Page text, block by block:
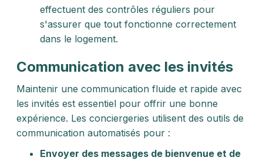
effectuent des contrôles réguliers pour
s'assurer que tout fonctionne correctement
dans le logement.
Communication avec les invités
Maintenir une communication fluide et rapide avec
les invités est essentiel pour offrir une bonne
expérience. Les conciergeries utilisent des outils de
communication automatisés pour :
Envoyer des messages de bienvenue et de